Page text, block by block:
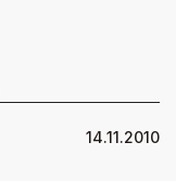
14.11.2010